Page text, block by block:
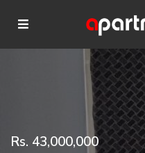
Rs. 43,000,000